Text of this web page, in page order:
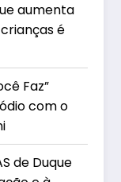
aumenta
é
Faz”
com o
de Duque